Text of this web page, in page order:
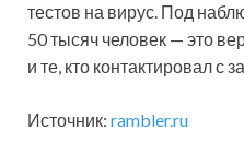
тестов на вирус. Под
50 тысяч человек — это
и те, кто контактировал с
Источник: rambler.ru